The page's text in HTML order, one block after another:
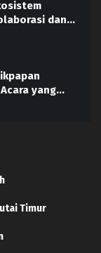
dan…
yang…
Timur